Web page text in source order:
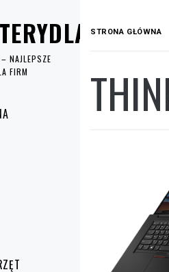
NAJLEPSZE
FIRM
STRONA GŁÓWNA